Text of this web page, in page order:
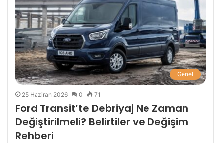
Genel
25 Haziran 2026 0 71
Ford Transit’te Debriyaj Ne Zaman
Değiştirilmeli? Belirtiler ve Değişim
Rehberi